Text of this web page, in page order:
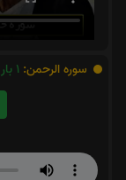
سوره الرحمن: 1 بار